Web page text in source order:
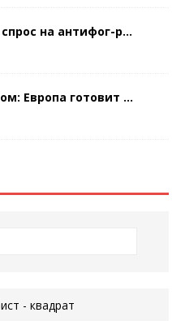
на антифог-р...
Европа готовит ...